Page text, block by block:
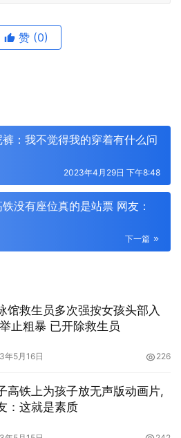
赞 (0)
：我不觉得我的穿着有什么问
2023年4月29日 下午8:48
没有座位真的是站票 网友：
下一篇
馆救生员多次强按女孩头部入
止粗暴 已开除救生员
年5月16日 226
高铁上为孩子放无声版动画片,
：这就是素质